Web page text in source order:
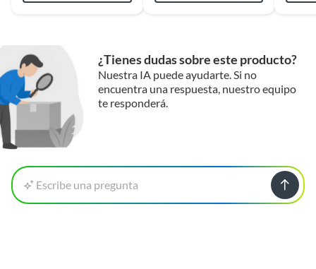
previsibles de uso
Plazo de
disponibilidad de
repuestos
No aplica
¿Tienes dudas sobre este producto?
Nuestra IA puede ayudarte. Si no
encuentra una respuesta, nuestro equipo
te responderá.
Escribe una pregunta